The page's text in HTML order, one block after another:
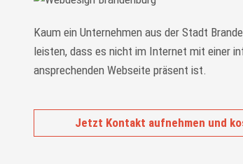
Kaum ein Unternehmen aus der Stadt
leisten, dass es nicht im Internet mit einer
ansprechenden Webseite präsent ist.
Jetzt Kontakt aufnehmen und